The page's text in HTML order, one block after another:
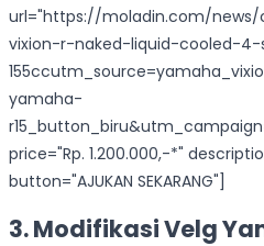
url="https://moladin.com/
vixion-r-naked-liquid-cooled-
yamaha-
price="Rp. 1.200.000,-*"
button="AJUKAN SEKARANG"]
3. Modifikasi Velg